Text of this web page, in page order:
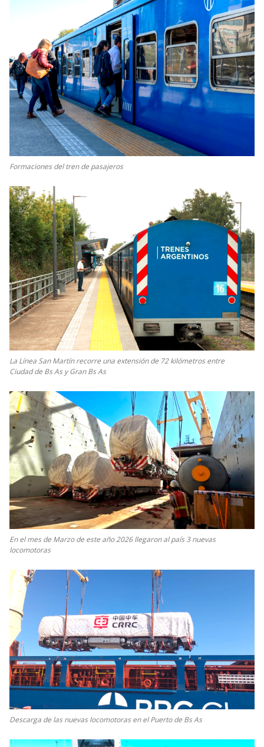
Formaciones del tren de pasajeros
La Línea San Martín recorre una extensión de 72 kilómetros entre
Ciudad de Bs As y Gran Bs As
En el mes de Marzo de este año 2026 llegaron al país 3 nuevas
locomotoras
Descarga de las nuevas locomotoras en el Puerto de Bs As